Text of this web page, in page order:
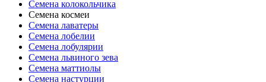
Семена колокольчика
Семена космеи
Семена лаватеры
Семена лобелии
Семена лобулярии
Семена львиного зева
Семена маттиолы
Семена настурции